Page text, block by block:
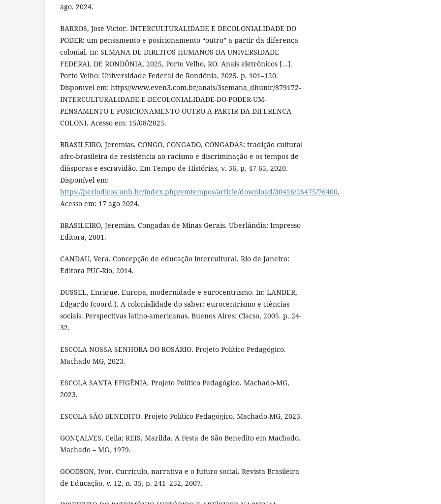
ago. 2024.
BARROS, José Victor. INTERCULTURALIDADE E DECOLONIALIDADE DO
PODER: um pensamento e posicionamento “outro” a partir da diferença
colonial. In: SEMANA DE DIREITOS HUMANOS DA UNIVERSIDADE
FEDERAL DE RONDÔNIA, 2025, Porto Velho, RO. Anais eletrônicos […].
Porto Velho: Universidade Federal de Rondônia, 2025. p. 101–120.
Disponível em: https//www.even3.com.br/anais/3semana_dhunir/879172-
INTERCULTURALIDADE-E-DECOLONIALIDADE-DO-PODER-UM-
PENSAMENTO-E-POSICIONAMENTO-OUTRO-A-PARTIR-DA-DIFERENCA-
COLONI. Acesso em: 15/08/2025.
BRASILEIRO, Jeremias. CONGO, CONGADO, CONGADAS: tradição cultural
afro-brasileira de resistência ao racismo e discriminação e os tempos de
diásporas e escravidão. Em Tempo de Histórias, v. 36, p. 47-65, 2020.
Disponível em:
https://periodicos.unb.br/index.php/emtempos/article/download/30426/26475/76400.
Acesso em: 17 ago 2024.
BRASILEIRO, Jeremias. Congadas de Minas Gerais. Uberlândia: Impresso
Editora, 2001.
CANDAU, Vera. Concepção de educação intercultural. Rio de Janeiro:
Editora PUC-Rio, 2014.
DUSSEL, Enrique. Europa, modernidade e eurocentrismo. In: LANDER,
Edgardo (coord.). A colonialidade do saber: eurocentrismo e ciências
sociais. Perspectivas latino-americanas. Buenos Aires: Clacso, 2005. p. 24-
32.
ESCOLA NOSSA SENHORA DO ROSÁRIO. Projeto Político Pedagógico.
Machado-MG, 2023.
ESCOLA SANTA EFIGÊNIA. Projeto Político Pedagógico. Machado-MG,
2023.
ESCOLA SÃO BENEDITO. Projeto Político Pedagógico. Machado-MG, 2023.
GONÇALVES, Ceila; REIS, Marilda. A Festa de São Benedito em Machado.
Machado – MG, 1979.
GOODSON, Ivor. Currículo, narrativa e o futuro social. Revista Brasileira
de Educação, v. 12, n. 35, p. 241–252, 2007.